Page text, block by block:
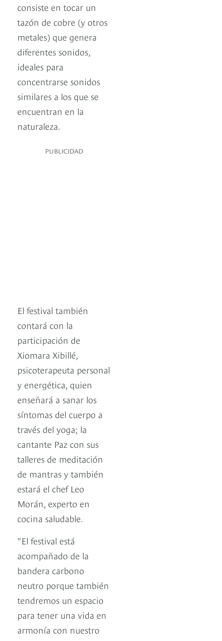
consiste en tocar un
tazón de cobre (y otros
metales) que genera
diferentes sonidos,
ideales para
concentrarse sonidos
similares a los que se
encuentran en la
naturaleza.
PUBLICIDAD
El festival también
contará con la
participación de
Xiomara Xibillé,
psicoterapeuta personal
y energética, quien
enseñará a sanar los
síntomas del cuerpo a
través del yoga; la
cantante Paz con sus
talleres de meditación
de mantras y también
estará el chef Leo
Morán, experto en
cocina saludable.
“El festival está
acompañado de la
bandera carbono
neutro porque también
tendremos un espacio
para tener una vida en
armonía con nuestro